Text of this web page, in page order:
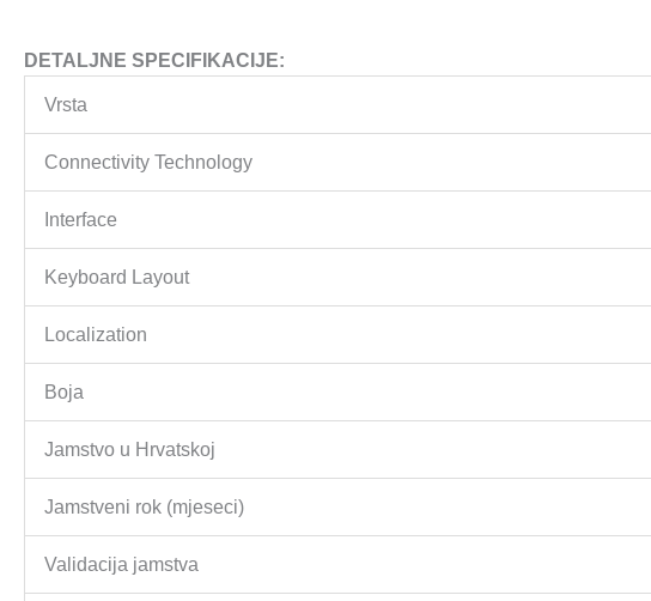
DETALJNE SPECIFIKACIJE:
Vrsta
Connectivity Technology
Interface
Keyboard Layout
Localization
Boja
Jamstvo u Hrvatskoj
Jamstveni rok (mjeseci)
Validacija jamstva